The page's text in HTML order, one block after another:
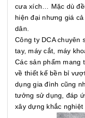
cưa xích… Mặc dù
hiện đại nhưng giá
dân.
Công ty DCA chuyên
tay, máy cắt, máy
Các sản phẩm mang
về thiết kế bền bỉ
dụng gia đình cũng
tưởng sử dụng, đáp
xây dựng khắc nghiệt